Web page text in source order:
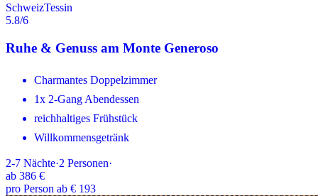
SchweizTessin
5.8/6
Ruhe & Genuss am Monte Generoso
Charmantes Doppelzimmer
1x 2-Gang Abendessen
reichhaltiges Frühstück
Willkommensgetränk
2-7 Nächte·2 Personen·
ab 386 €
pro Person ab € 193